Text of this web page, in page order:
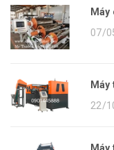
Máy
07/
Máy
22/